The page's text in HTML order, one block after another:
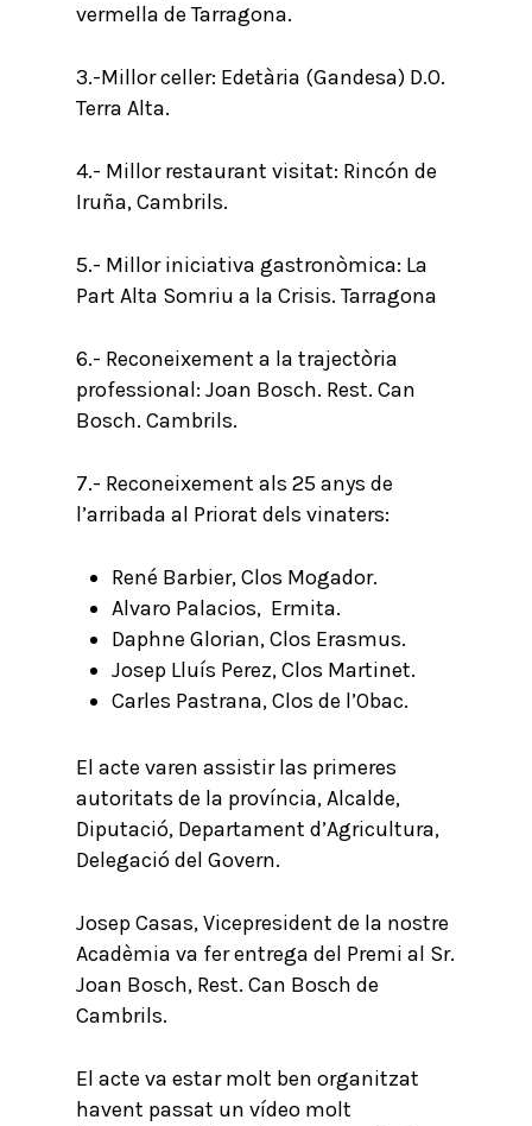
vermella de Tarragona.
3.-Millor celler: Edetària (Gandesa) D.O.
Terra Alta.
4.- Millor restaurant visitat: Rincón de
Iruña, Cambrils.
5.- Millor iniciativa gastronòmica: La
Part Alta Somriu a la Crisis. Tarragona
6.- Reconeixement a la trajectòria
professional: Joan Bosch. Rest. Can
Bosch. Cambrils.
7.- Reconeixement als 25 anys de
l’arribada al Priorat dels vinaters:
René Barbier, Clos Mogador.
Alvaro Palacios, Ermita.
Daphne Glorian, Clos Erasmus.
Josep Lluís Perez, Clos Martinet.
Carles Pastrana, Clos de l’Obac.
El acte varen assistir las primeres
autoritats de la província, Alcalde,
Diputació, Departament d’Agricultura,
Delegació del Govern.
Josep Casas, Vicepresident de la nostre
Acadèmia va fer entrega del Premi al Sr.
Joan Bosch, Rest. Can Bosch de
Cambrils.
El acte va estar molt ben organitzat
havent passat un vídeo molt